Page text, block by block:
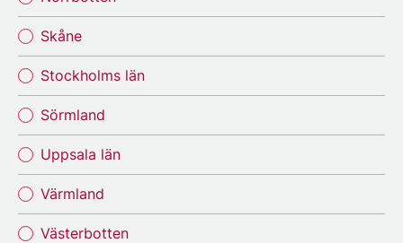
Skåne
Stockholms län
Sörmland
Uppsala län
Värmland
Västerbotten